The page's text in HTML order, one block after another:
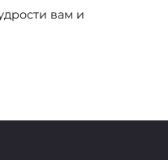
вам и